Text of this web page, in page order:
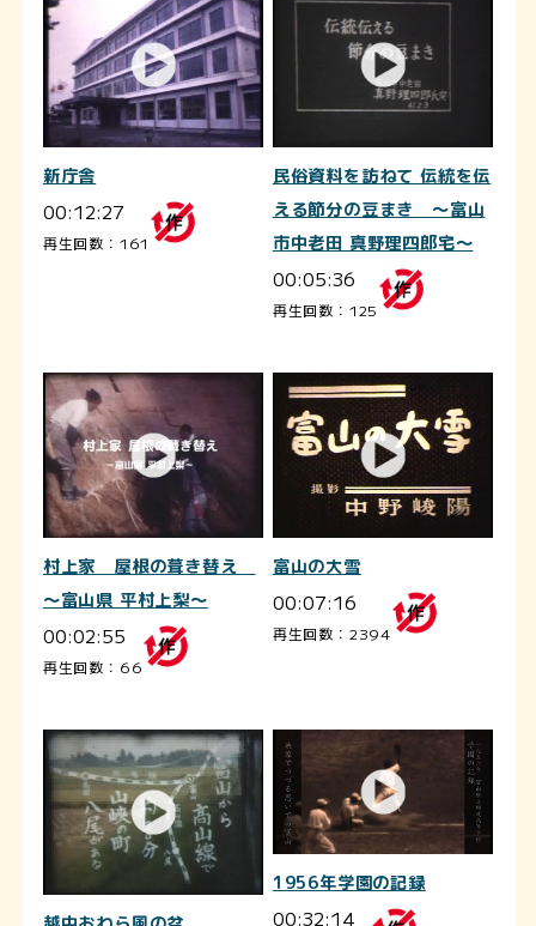
新庁舎
00:12:27
再生回数：161
民俗資料を訪ねて 伝統を伝
える節分の豆まき ～富山
市中老田 真野理四郎宅～
00:05:36
再生回数：125
村上家 屋根の葺き替え
～富山県 平村上梨～
00:02:55
再生回数：66
富山の大雪
00:07:16
再生回数：2394
1956年学園の記録
00:32:14